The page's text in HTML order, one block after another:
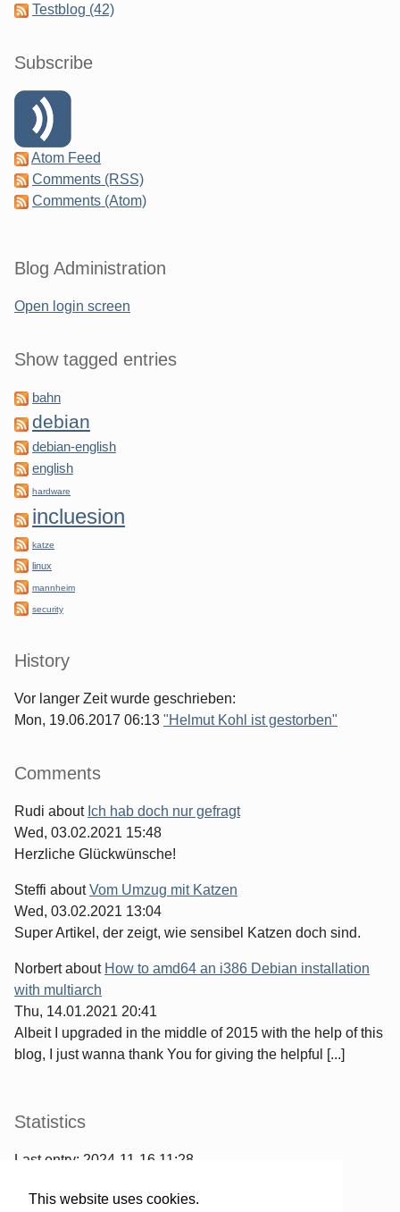
This website uses cookies.
Testblog (42)
Subscribe
Atom Feed
Comments (RSS)
Comments (Atom)
Blog Administration
Open login screen
Show tagged entries
bahn
debian
debian-english
english
hardware
incluesion
katze
linux
mannheim
security
History
Vor langer Zeit wurde geschrieben:
Mon, 19.06.2017 06:13 "Helmut Kohl ist gestorben"
Comments
Rudi about Ich hab doch nur gefragt
Wed, 03.02.2021 15:48
Herzliche Glückwünsche!
Steffi aboutVom Umzug mit Katzen
Wed, 03.02.2021 13:04
Super Artikel, der zeigt, wie sensibel Katzen doch sind.
Norbertabout How to amd64 an i386 Debian installation
with multiarch
Thu, 14.01.2021 20:41
Albeit I upgraded in the middle of 2015 with the help of this
blog, I just wanna thank You for giving the helpful [...]
Statistics
Last entry: 2024-11-16 11:28
2567comments have been made